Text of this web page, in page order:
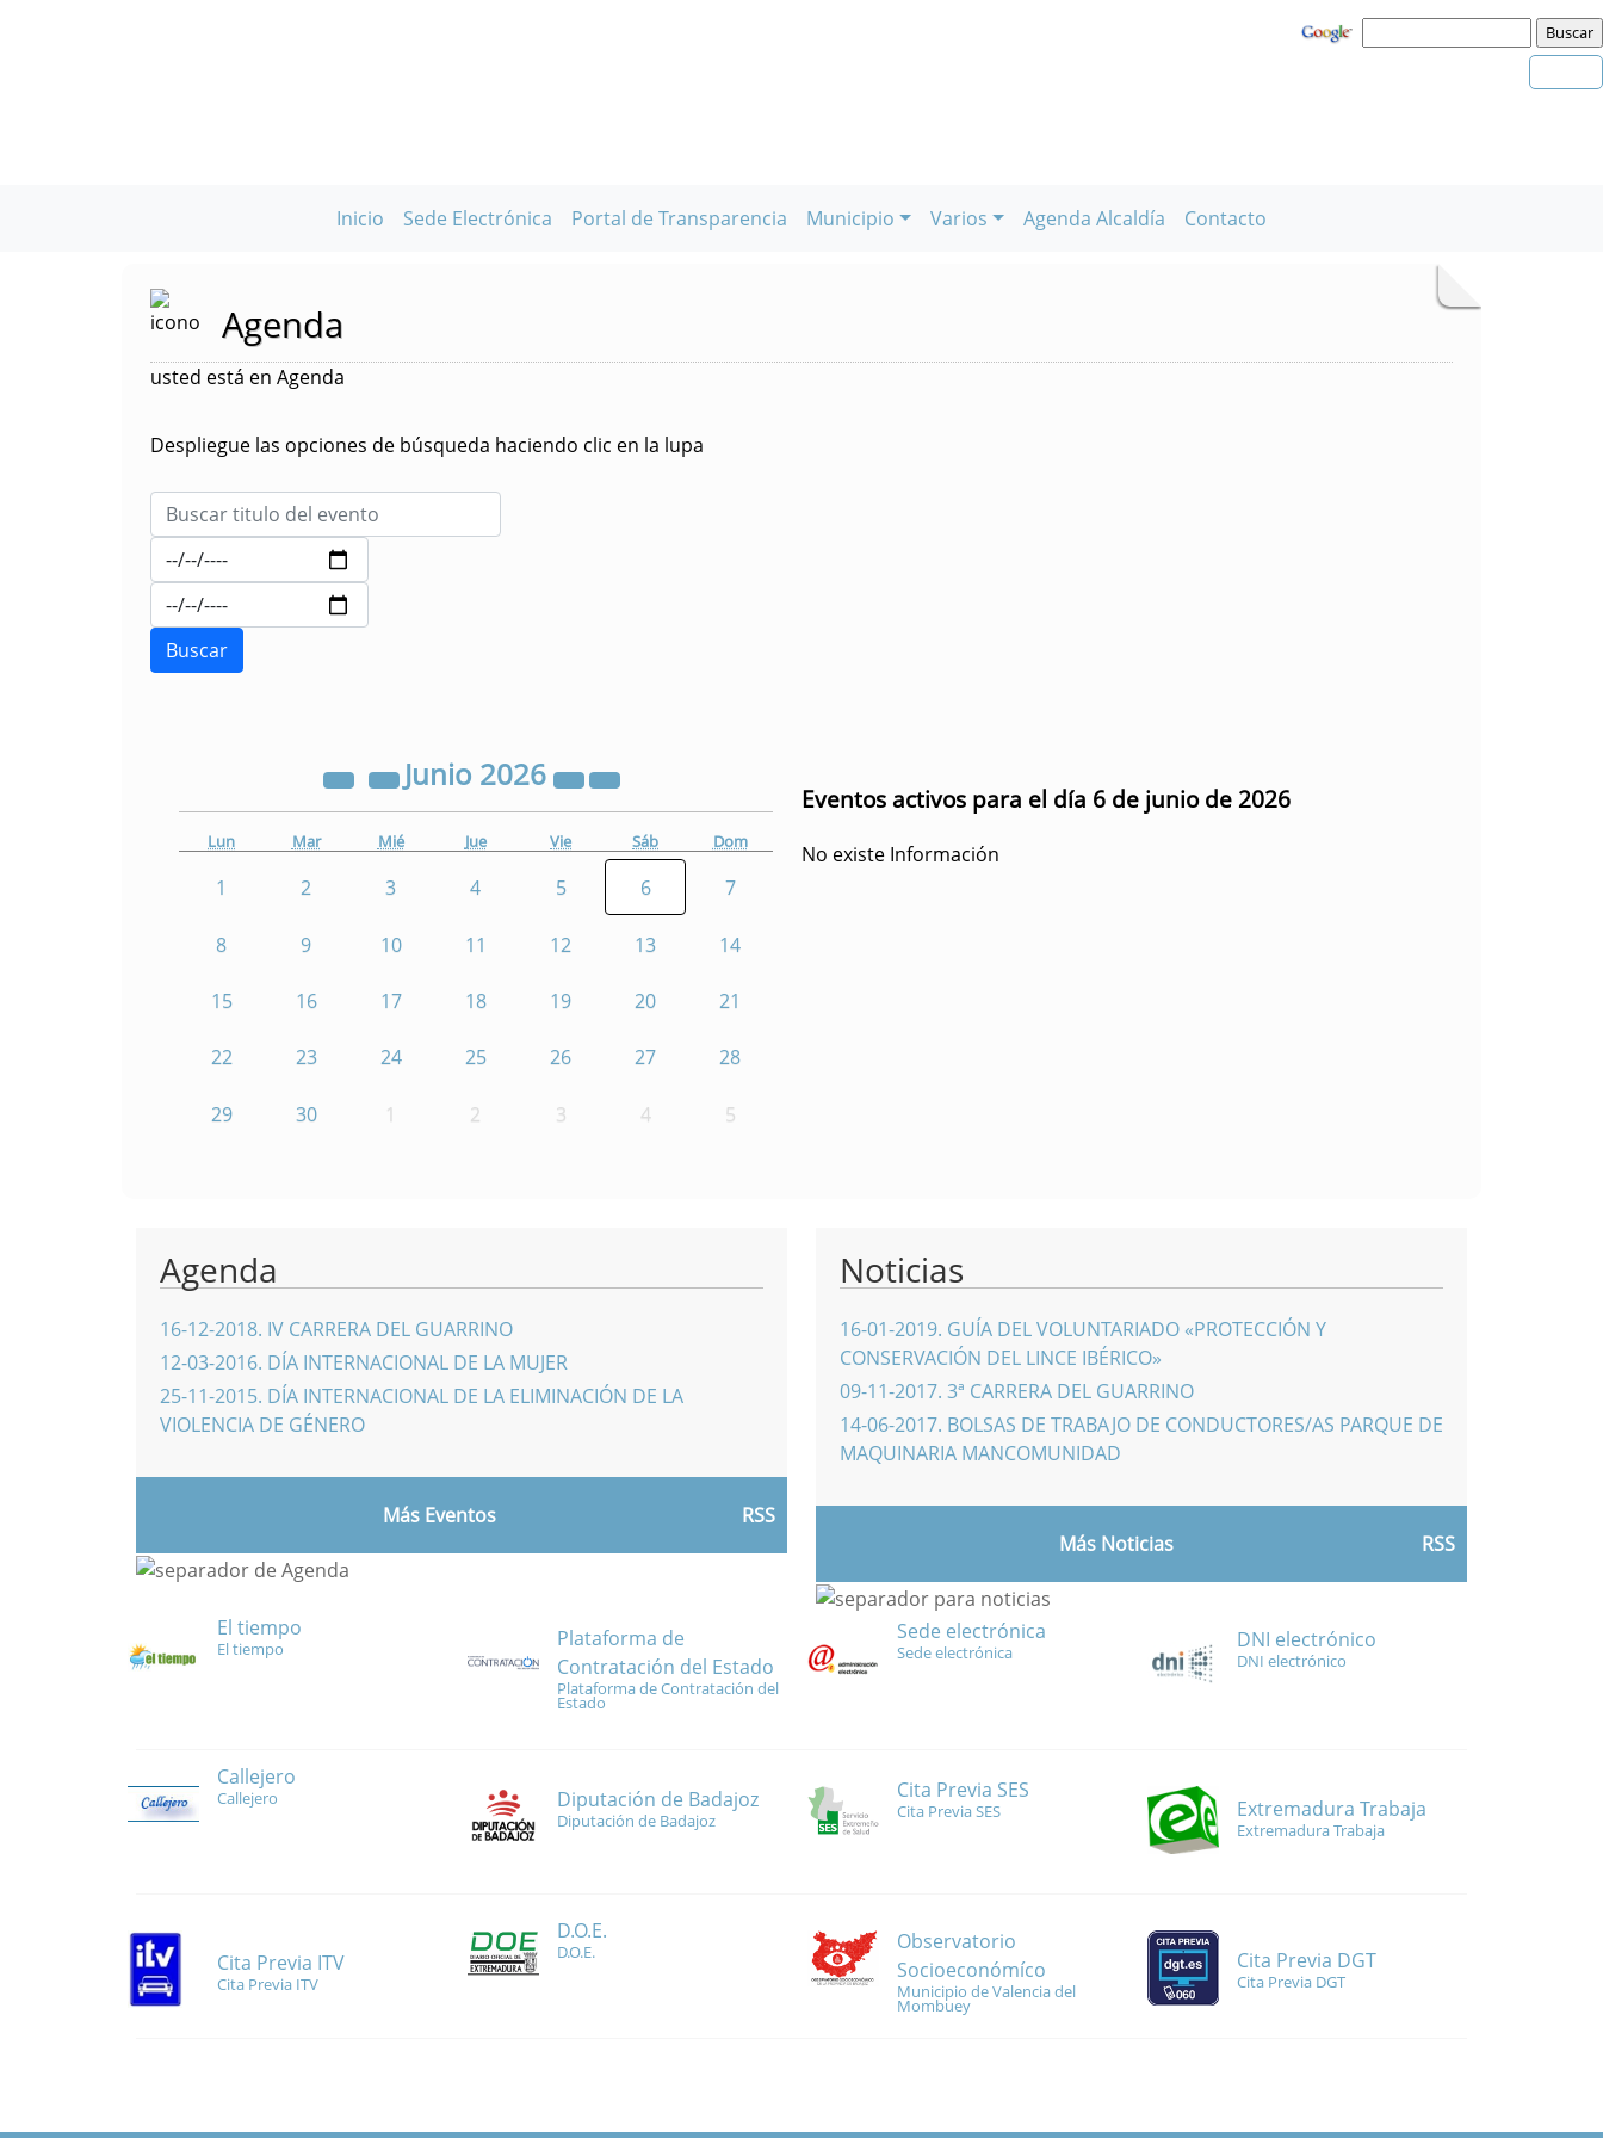
Inicio Sede Electrónica Portal de Transparencia Municipio Varios Agenda Alcaldía Contacto
Agenda
usted está en Agenda
Despliegue las opciones de búsqueda haciendo clic en la lupa
Junio 2026
Lun Mar Mié Jue Vie Sáb Dom
1 2 3 4 5 6 7
8 9 10 11 12 13 14
15 16 17 18 19 20 21
22 23 24 25 26 27 28
29 30 1 2 3 4 5
Eventos activos para el día 6 de junio de 2026
No existe Información
Agenda
16-12-2018. IV CARRERA DEL GUARRINO
12-03-2016. DÍA INTERNACIONAL DE LA MUJER
25-11-2015. DÍA INTERNACIONAL DE LA ELIMINACIÓN DE LA
VIOLENCIA DE GÉNERO
Más Eventos RSS
Noticias
16-01-2019. GUÍA DEL VOLUNTARIADO «PROTECCIÓN Y
CONSERVACIÓN DEL LINCE IBÉRICO»
09-11-2017. 3ª CARRERA DEL GUARRINO
14-06-2017. BOLSAS DE TRABAJO DE CONDUCTORES/AS PARQUE DE
MAQUINARIA MANCOMUNIDAD
Más Noticias RSS
El tiempo
El tiempo
Plataforma de
Contratación del Estado
Plataforma de Contratación del
Estado
Sede electrónica
Sede electrónica DNI electrónico
DNI electrónico
Callejero
Callejero Diputación de Badajoz
Diputación de Badajoz
Cita Previa SES
Cita Previa SES Extremadura Trabaja
Extremadura Trabaja
Cita Previa ITV
Cita Previa ITV
D.O.E.
D.O.E.
Observatorio
Socioeconómíco
Municipio de Valencia del
Mombuey
Cita Previa DGT
Cita Previa DGT